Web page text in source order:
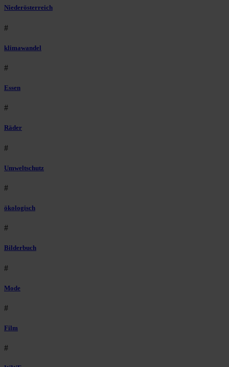
Niederösterreich
#
klimawandel
#
Essen
#
Räder
#
Umweltschutz
#
ökologisch
#
Bilderbuch
#
Mode
#
Film
#